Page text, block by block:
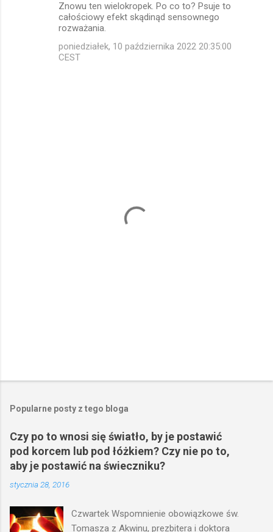
Znowu ten wielokropek. Po co to? Psuje to
całościowy efekt skądinąd sensownego
rozważania.
poniedziałek, 10 października 2022 20:35:00
CEST
e
i
j
k
o
m
n
t
Popularne posty z tego bloga
Czy po to wnosi się światło, by je postawić
pod korcem lub pod łóżkiem? Czy nie po to,
aby je postawić na świeczniku?
stycznia 28, 2016
Czwartek Wspomnienie obowiązkowe św.
Tomasza z Akwinu, prezbitera i doktora